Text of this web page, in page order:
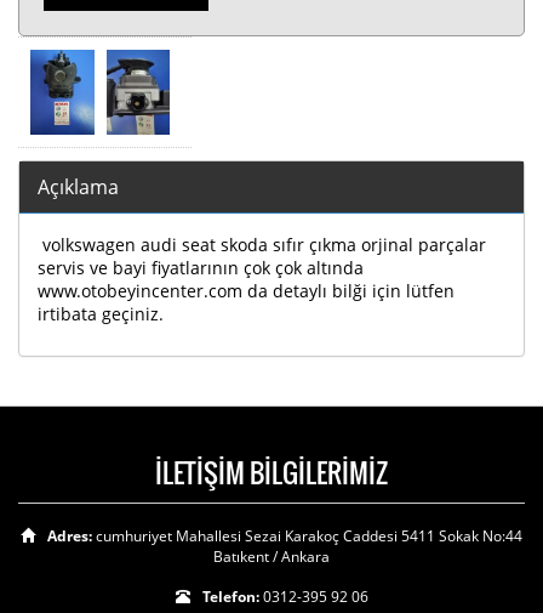
Açıklama
volkswagen audi seat skoda sıfır çıkma orjinal parçalar
servis ve bayi fiyatlarının çok çok altında
www.otobeyincenter.com da detaylı bilği için lütfen
irtibata geçiniz.
İLETİŞİM BİLGİLERİMİZ
Adres:cumhuriyet Mahallesi Sezai Karakoç Caddesi 5411 Sokak No:44
Batıkent / Ankara
Telefon:0312-395 92 06